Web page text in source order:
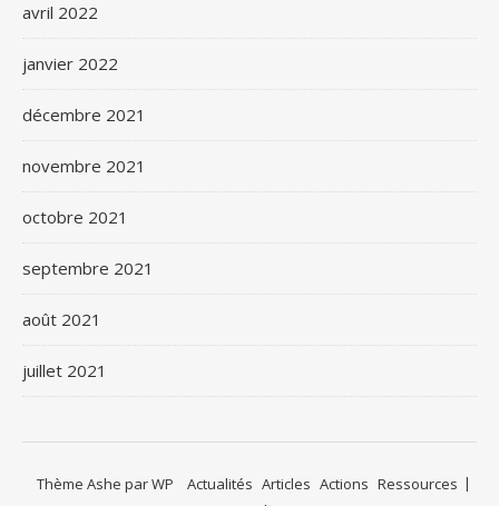
avril 2022
janvier 2022
décembre 2021
novembre 2021
octobre 2021
septembre 2021
août 2021
juillet 2021
Actualités Articles Actions Ressources
Thème Ashe parWP